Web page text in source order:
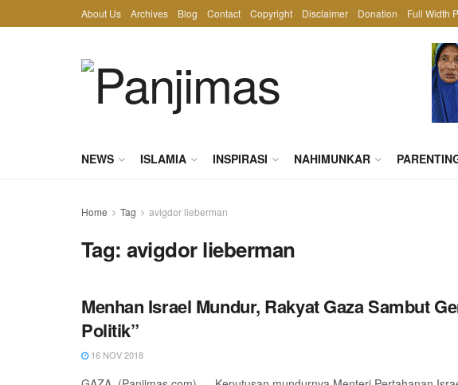
About Us Archives Blog Contact Copyright Disclaimer Donation Full Width
NEWS ISLAMIA INSPIRASI NAHIMUNKAR
Home Tag avigdor lieberman
Tag:avigdor lieberman
Menhan Israel Mundur, Rakyat Gaza Sambut
Politik”
16 NOV 2018